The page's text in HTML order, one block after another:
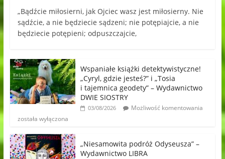
„Bądźcie miłosierni, jak Ojciec wasz jest miłosierny. Nie
sądźcie, a nie będziecie sądzeni; nie potępiajcie, a nie
będziecie potępieni; odpuszczajcie,
Wspaniałe książki detektywistyczne!
„Cyryl, gdzie jesteś?” i „Tosia
i tajemnica geodety” – Wydawnictwo
DWIE SIOSTRY
03/08/2026
Możliwość komentowania
została wyłączona
„Niesamowita podróż Odyseusza” –
Wydawnictwo LIBRA